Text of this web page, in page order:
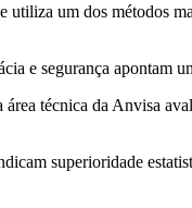
utiliza um dos métodos
e segurança apontam
técnica da Anvisa
superioridade